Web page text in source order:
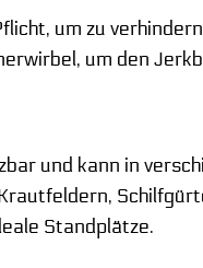
um zu
um den
und kann in
Standplätze.